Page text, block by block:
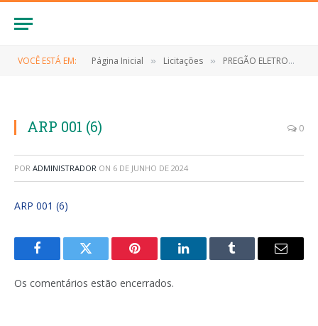
VOCÊ ESTÁ EM: Página Inicial » Licitações » PREGÃO ELETRONICO Nº 040/2023/SRP (Eventual Contratação de empresa para registro de preços para contratação dos serviços de locação de estruturas de som, iluminação, e equipamentos diversos para eventos, assim como contratação de show artístico e cultural)
ARP 001 (6) 0
POR ADMINISTRADOR ON 6 DE JUNHO DE 2024
ARP 001 (6)
FacebookTwitter Pinterest LinkedInTumblr
E-
Os comentários estão encerrados.